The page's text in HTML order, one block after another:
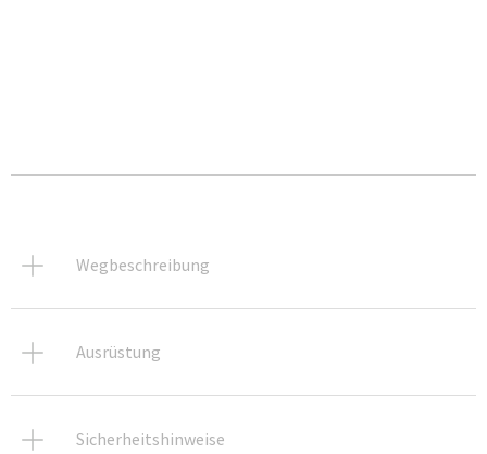
Wegbeschreibung
Ausrüstung
Sicherheitshinweise